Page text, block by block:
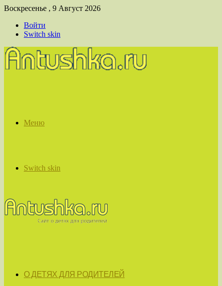
Воскресенье , 9 Август 2026
Войти
Switch skin
Меню
Switch skin
О ДЕТЯХ ДЛЯ РОДИТЕЛЕЙ